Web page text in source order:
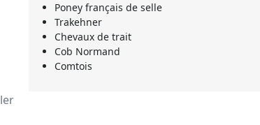
Poney français de selle
Trakehner
Chevaux de trait
Cob Normand
Comtois